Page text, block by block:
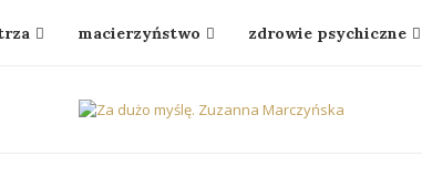
macierzyństwo zdrowie psychiczne